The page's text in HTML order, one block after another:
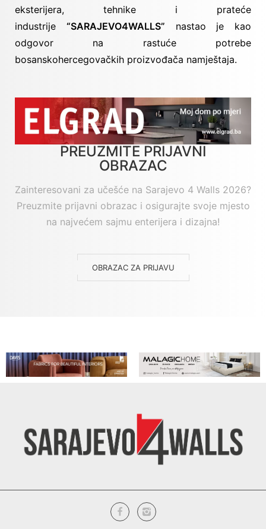
eksterijera, tehnike i prateće
industrije “SARAJEVO4WALLS” nastao je kao
odgovor na rastuće potrebe
bosanskohercegovačkih proizvođača namještaja.
PREUZMITE PRIJAVNI
OBRAZAC
Zainteresovani za učešće na Sarajevo 4 Walls 2026?
Preuzmite prijavni obrazac i osigurajte svoje mjesto
na najvećem sajmu enterijera i dizajna!
OBRAZAC ZA PRIJAVU